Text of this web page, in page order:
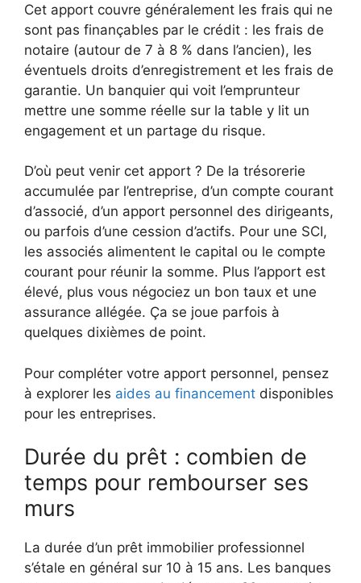
Cet apport couvre généralement les frais qui ne
sont pas finançables par le crédit : les frais de
notaire (autour de 7 à 8 % dans l’ancien), les
éventuels droits d’enregistrement et les frais de
garantie. Un banquier qui voit l’emprunteur
mettre une somme réelle sur la table y lit un
engagement et un partage du risque.
D’où peut venir cet apport ? De la trésorerie
accumulée par l’entreprise, d’un compte courant
d’associé, d’un apport personnel des dirigeants,
ou parfois d’une cession d’actifs. Pour une SCI,
les associés alimentent le capital ou le compte
courant pour réunir la somme. Plus l’apport est
élevé, plus vous négociez un bon taux et une
assurance allégée. Ça se joue parfois à
quelques dixièmes de point.
Pour compléter votre apport personnel, pensez
à explorer les aides au financement disponibles
pour les entreprises.
Durée du prêt : combien de
temps pour rembourser ses
murs
La durée d’un prêt immobilier professionnel
s’étale en général sur 10 à 15 ans. Les banques